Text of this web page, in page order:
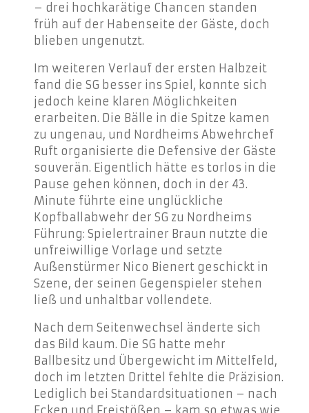
– drei hochkarätige Chancen standen
früh auf der Habenseite der Gäste, doch
blieben ungenutzt.
Im weiteren Verlauf der ersten Halbzeit
fand die SG besser ins Spiel, konnte sich
jedoch keine klaren Möglichkeiten
erarbeiten. Die Bälle in die Spitze kamen
zu ungenau, und Nordheims Abwehrchef
Ruft organisierte die Defensive der Gäste
souverän. Eigentlich hätte es torlos in die
Pause gehen können, doch in der 43.
Minute führte eine unglückliche
Kopfballabwehr der SG zu Nordheims
Führung: Spielertrainer Braun nutzte die
unfreiwillige Vorlage und setzte
Außenstürmer Nico Bienert geschickt in
Szene, der seinen Gegenspieler stehen
ließ und unhaltbar vollendete.
Nach dem Seitenwechsel änderte sich
das Bild kaum. Die SG hatte mehr
Ballbesitz und Übergewicht im Mittelfeld,
doch im letzten Drittel fehlte die Präzision.
Lediglich bei Standardsituationen – nach